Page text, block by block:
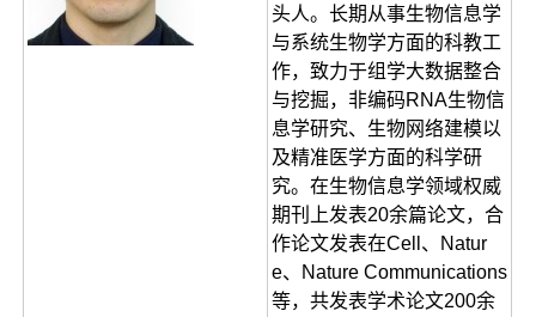
头人。长期从事生物信息学
与系统生物学方面的科教工
作，致力于组学大数据整合
与挖掘，非编码RNA生物信
息学研究、生物网络建模以
及精准医学方面的科学研
究。在生物信息学领域权威
期刊上发表20余篇论文，合
作论文发表在Cell、Natur
e、Nature Communications
等，共发表学术论文200余